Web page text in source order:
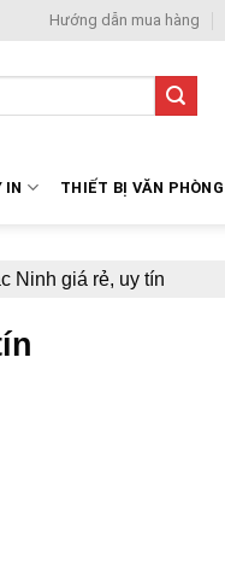
Hướng dẫn mua hàng
IN THIẾT BỊ VĂN PHÒNG
Ninh giá rẻ, uy tín